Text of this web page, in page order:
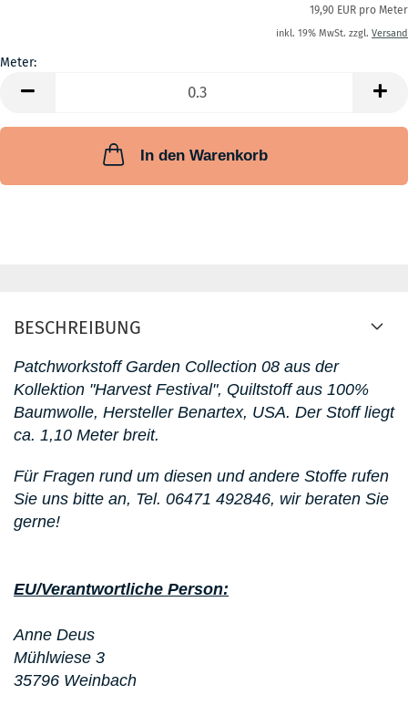
19,90 EUR pro Meter
inkl. 19% MwSt. zzgl. Versand
Meter:
In den Warenkorb
BESCHREIBUNG
Patchworkstoff Garden Collection 08 aus der
Kollektion "Harvest Festival", Quiltstoff aus 100%
Baumwolle, Hersteller Benartex, USA. Der Stoff liegt
ca. 1,10 Meter breit.
Für Fragen rund um diesen und andere Stoffe rufen
Sie uns bitte an, Tel. 06471 492846, wir beraten Sie
gerne!
EU/Verantwortliche Person:
Anne Deus
Mühlwiese 3
35796 Weinbach